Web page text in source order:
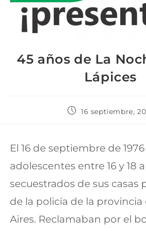
45 años de La
Lápices
16 septiembre,
El 16 de septiembre de
adolescentes entre 16 y 18
secuestrados de sus casas
de la policía de la provincia
Aires. Reclamaban por el